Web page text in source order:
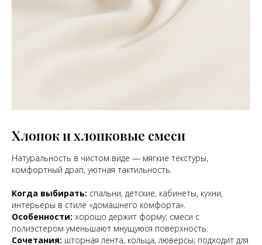
Хлопок и хлопковые смеси
Натуральность в чистом виде — мягкие текстуры,
комфортный драп, уютная тактильность.
Когда выбирать: спальни, детские, кабинеты, кухни,
интерьеры в стиле «домашнего комфорта».
Особенности: хорошо держит форму; смеси с
полиэстером уменьшают мнущуюся поверхность.
Сочетания: шторная лента, кольца, люверсы; подходит для